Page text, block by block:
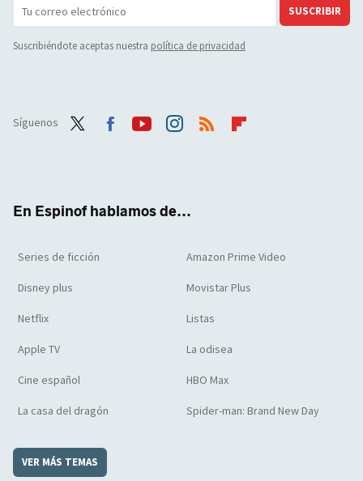
SUSCRIBIR
Suscribiéndote aceptas nuestra política de privacidad
Síguenos
En Espinof hablamos de...
Series de ficción Amazon Prime Video
Disney plus Movistar Plus
Netflix Listas
Apple TV La odisea
Cine español HBO Max
La casa del dragón Spider-man: Brand New Day
VER MÁS TEMAS